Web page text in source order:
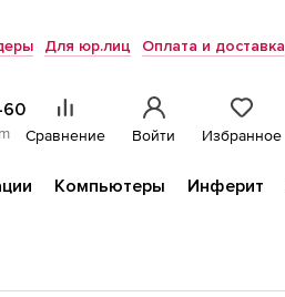
Для юр.лиц Оплата и доставка
60
Сравнение Войти Избранное
Компьютеры Инферит